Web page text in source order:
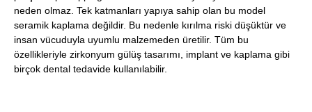
neden olmaz. Tek katmanları yapıya sahip olan bu model
seramik kaplama değildir. Bu nedenle kırılma riski düşüktür ve
insan vücuduyla uyumlu malzemeden üretilir. Tüm bu
özellikleriyle zirkonyum gülüş tasarımı, implant ve kaplama gibi
birçok dental tedavide kullanılabilir.